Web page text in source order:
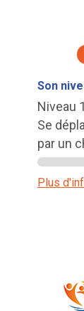
Son
Niveau
Se
par un
Plus